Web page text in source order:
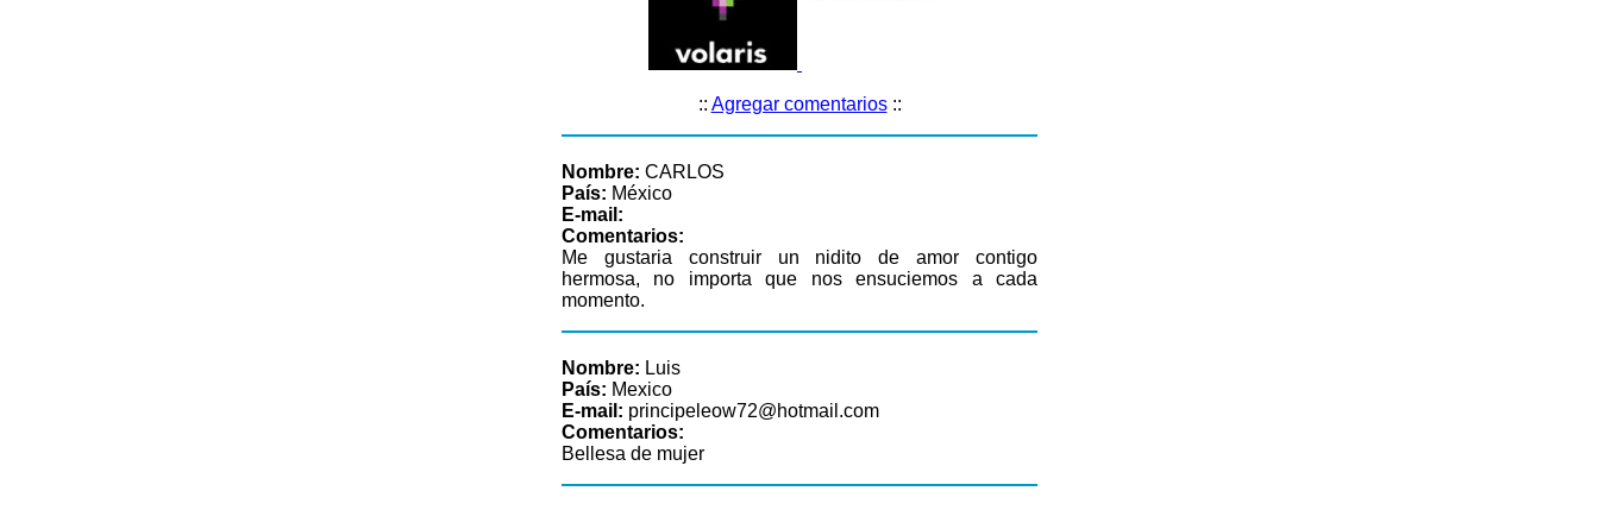
:: Agregar comentarios::
Nombre: CARLOS
País: México
E-mail:
Comentarios:
Me gustaria construir un nidito de amor contigo
hermosa, no importa que nos ensuciemos a cada
momento.
Nombre: Luis
País: Mexico
E-mail: principeleow72@hotmail.com
Comentarios:
Bellesa de mujer